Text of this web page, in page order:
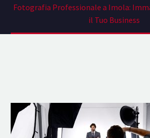
Fotografia Professionale a Imola:
il Tuo Business